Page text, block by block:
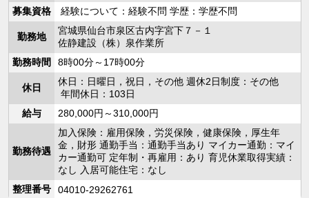
募集資格
経験について：経験不問 学歴：学歴不問
勤務地
宮城県仙台市泉区古内字宮下７－１
佐静建設（株）泉作業所
勤務時間
8時00分～17時00分
休日
休日：日曜日，祝日，その他 週休2日制度：その他
年間休日：103日
給与
280,000円～310,000円
勤務待遇
加入保険：雇用保険，労災保険，健康保険，厚生年
金，財形 通勤手当：通勤手当あり マイカー通勤：マイ
カー通勤可 定年制・再雇用：あり 育児休業取得実績：
なし 入居可能住宅：なし
整理番号
04010-29262761